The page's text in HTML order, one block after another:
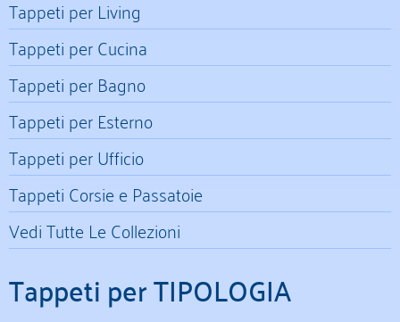
Tappeti per Living
Tappeti per Cucina
Tappeti per Bagno
Tappeti per Esterno
Tappeti per Ufficio
Tappeti Corsie e Passatoie
Vedi Tutte Le Collezioni
Tappeti per TIPOLOGIA